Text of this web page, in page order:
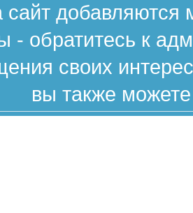
сайт
- обратитесь к
своих
вы также